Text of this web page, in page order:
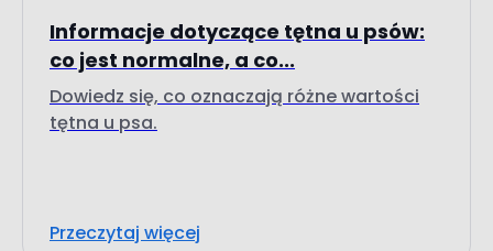
Informacje dotyczące tętna u psów:
co jest normalne, a co...
Dowiedz się, co oznaczają różne wartości
tętna u psa.
Przeczytaj więcej